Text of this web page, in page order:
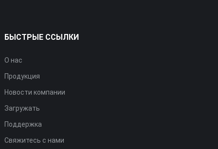
БЫСТРЫЕ ССЫЛКИ
О нас
Продукция
Новости компании
Загружать
Поддержка
Свяжитесь с нами